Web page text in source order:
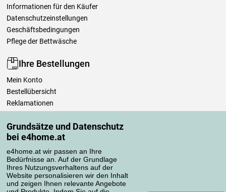
Grundsätze und Datenschutz
bei e4home.at
e4home.at wir passen an Ihre
Bedürfnisse an. Auf der Grundlage
Ihres Nutzungsverhaltens auf der
Website personalisieren wir den Inhalt
und zeigen Ihnen relevante Angebote
Informationen für den Käufer
Datenschutzeinstellungen
Geschäftsbedingungen
Pflege der Bettwäsche
Ihre Bestellungen
Mein Konto
Bestellübersicht
Reklamationen
Einfach mehr wissen
Richtlinien zur Verarbeitung von Bewertungen
Transportarten